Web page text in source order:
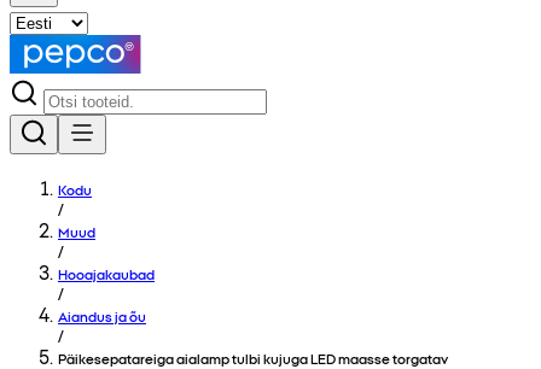
Kodu
/
Muud
/
Hooajakaubad
/
Aiandus ja õu
/
Päikesepatareiga aialamp tulbi kujuga LED maasse torgatav